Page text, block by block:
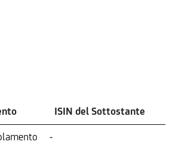
ISIN del Sottostante
-